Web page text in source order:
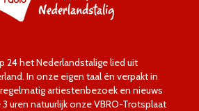
24 het Nederlandstalige lied uit
In onze eigen taal én verpakt in
artiestenbezoek en nieuws
uren natuurlijk onze VBRO-Trotsplaat